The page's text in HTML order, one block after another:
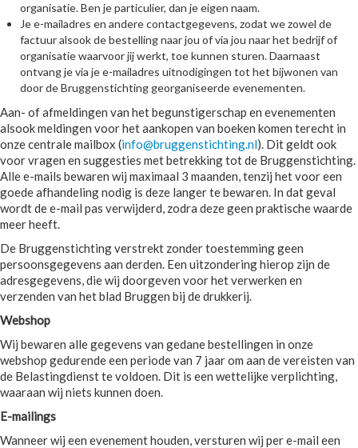
organisatie. Ben je particulier, dan je eigen naam.
Je e-mailadres en andere contactgegevens, zodat we zowel de
factuur alsook de bestelling naar jou of via jou naar het bedrijf of
organisatie waarvoor jij werkt, toe kunnen sturen. Daarnaast
ontvang je via je e-mailadres uitnodigingen tot het bijwonen van
door de Bruggenstichting georganiseerde evenementen.
Aan- of afmeldingen van het begunstigerschap en evenementen
alsook meldingen voor het aankopen van boeken komen terecht in
onze centrale mailbox (info@bruggenstichting.nl). Dit geldt ook
voor vragen en suggesties met betrekking tot de Bruggenstichting.
Alle e-mails bewaren wij maximaal 3 maanden, tenzij het voor een
goede afhandeling nodig is deze langer te bewaren. In dat geval
wordt de e-mail pas verwijderd, zodra deze geen praktische waarde
meer heeft.
De Bruggenstichting verstrekt zonder toestemming geen
persoonsgegevens aan derden. Een uitzondering hierop zijn de
adresgegevens, die wij doorgeven voor het verwerken en
verzenden van het blad Bruggen bij de drukkerij.
Webshop
Wij bewaren alle gegevens van gedane bestellingen in onze
webshop gedurende een periode van 7 jaar om aan de vereisten van
de Belastingdienst te voldoen. Dit is een wettelijke verplichting,
waaraan wij niets kunnen doen.
E-mailings
Wanneer wij een evenement houden, versturen wij per e-mail een